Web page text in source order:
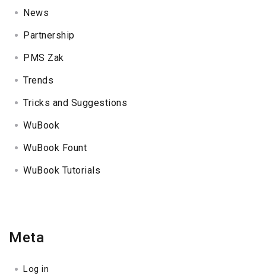
News
Partnership
PMS Zak
Trends
Tricks and Suggestions
WuBook
WuBook Fount
WuBook Tutorials
Meta
Log in